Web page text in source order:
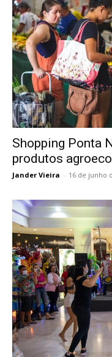
Shopping Ponta
produtos
Jander Vieira - 16 de junho